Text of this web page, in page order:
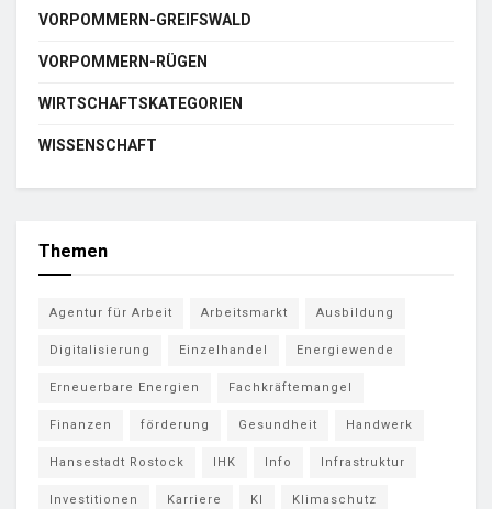
VORPOMMERN-GREIFSWALD
VORPOMMERN-RÜGEN
WIRTSCHAFTSKATEGORIEN
WISSENSCHAFT
Themen
Agentur für Arbeit Arbeitsmarkt Ausbildung
Digitalisierung Einzelhandel Energiewende
Erneuerbare Energien Fachkräftemangel
Finanzen förderung Gesundheit Handwerk
Hansestadt Rostock IHK Info Infrastruktur
Investitionen Karriere KI Klimaschutz